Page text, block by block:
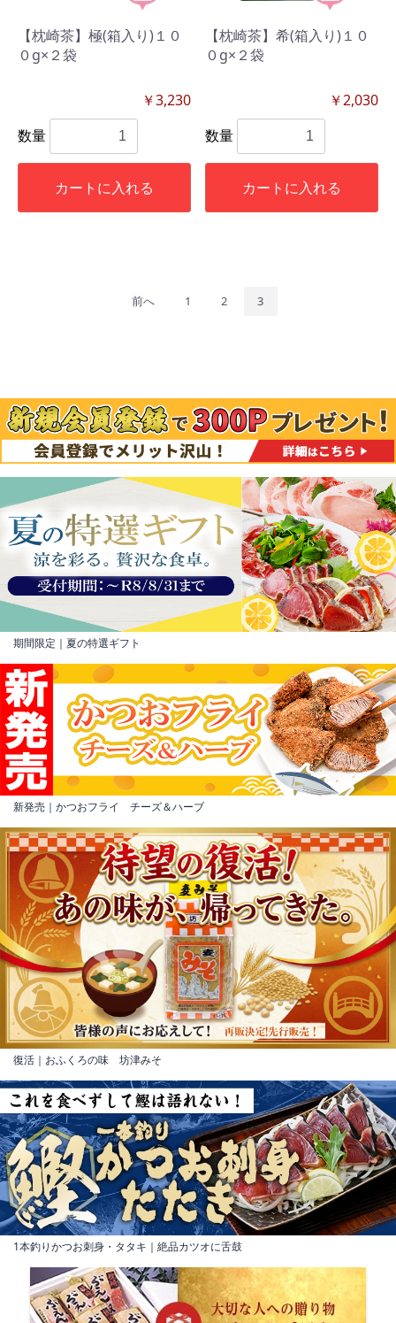
【枕崎茶】極(箱入り)１０
０g×２袋
￥3,230
数量
カートに入れる
【枕崎茶】希(箱入り)１０
０g×２袋
￥2,030
数量
カートに入れる
前へ 1 2 3
期間限定｜夏の特選ギフト
新発売｜かつおフライ チーズ＆ハーブ
復活｜おふくろの味 坊津みそ
1本釣りかつお刺身・タタキ｜絶品カツオに舌鼓